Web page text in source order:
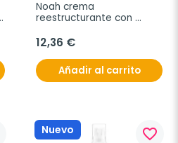
Noah crema
reestructurante con
12,36 €
Añadir al carrito
Nuevo favorite_border